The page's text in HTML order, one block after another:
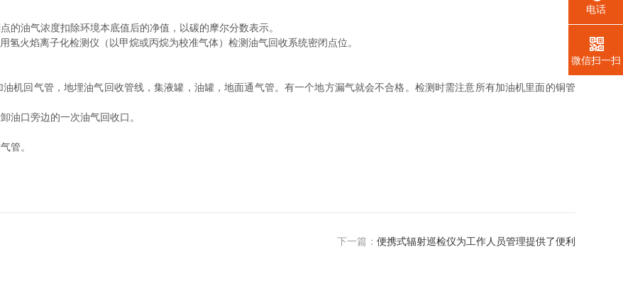
油气浓度扣除环境本底值后的净值，以碳的摩尔分数表示。
火焰离子化检测仪（以甲烷或丙烷为校准气体）检测油气回收系统密闭点位。
回气管，地埋油气回收管线，集液罐，油罐，地面通气管。有一个地方漏气就会不合格。检测时需注意所有加油机里面的铜管
口旁边的一次油气回收口。
管。
下一篇： 便携式辐射巡检仪为工作人员管理提供了便利
电话
微信扫一扫